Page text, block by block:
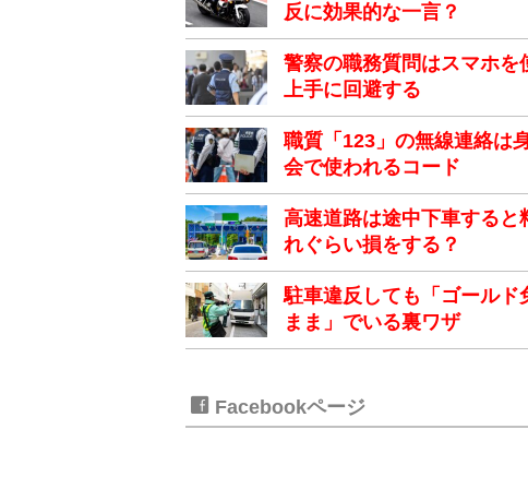
反に効果的な一言？
警察の職務質問はスマホを
上手に回避する
職質「123」の無線連絡は
会で使われるコード
高速道路は途中下車すると
れぐらい損をする？
駐車違反しても「ゴールド
まま」でいる裏ワザ
Facebookページ